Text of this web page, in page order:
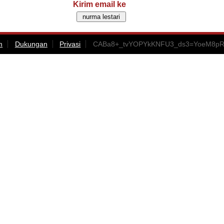
Kirim email ke
Dukungan Privasi